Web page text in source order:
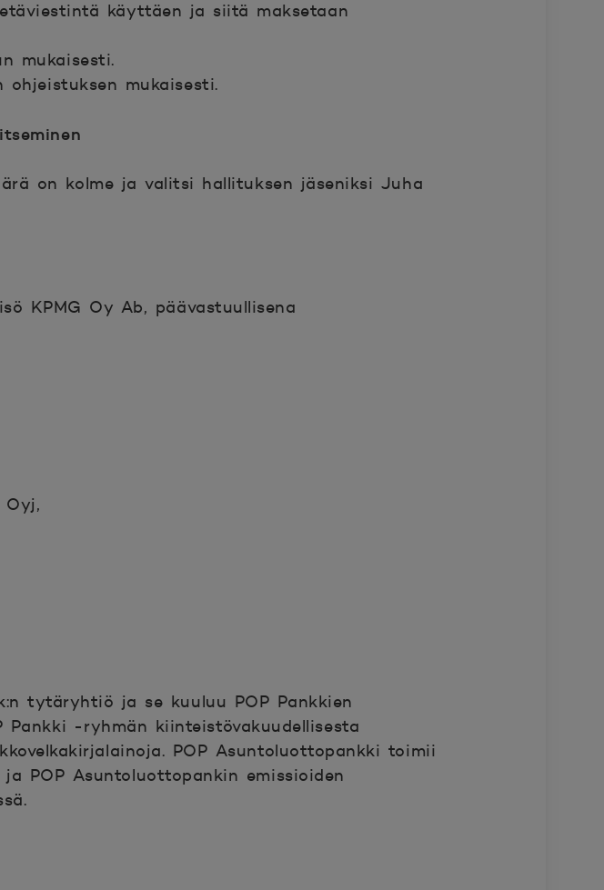
käyttäen ja siitä maksetaan
mukaisesti.
ohjeistuksen mukaisesti.
on kolme ja valitsi hallituksen jäseniksi Juha
KPMG Oy Ab, päävastuullisena
Oyj,
tytäryhtiö ja se kuuluu POP Pankkien
-ryhmän kiinteistövakuudellisesta
POP Asuntoluottopankki toimii
POP Asuntoluottopankin emissioiden